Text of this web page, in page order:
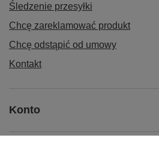
Śledzenie przesyłki
Chcę zareklamować produkt
Chcę odstąpić od umowy
Kontakt
Konto